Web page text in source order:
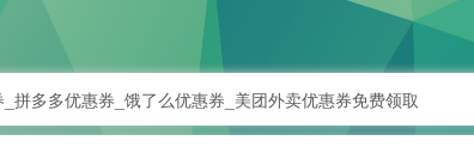
多多优惠券_饿了么优惠券_美团外卖优惠券免费领取